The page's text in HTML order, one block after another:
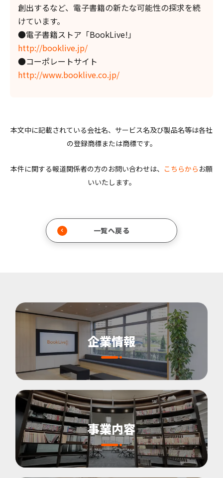
創出するなど、電子書籍の新たな可能性の探求を続
けています。
●電子書籍ストア「BookLive!」
http://booklive.jp/
●コーポレートサイト
http://www.booklive.co.jp/
本文中に記載されている会社名、サービス名及び製品名等は各社
の登録商標または商標です。
本件に関する報道関係者の方のお問い合わせは、 こちらから お願
いいたします。
一覧へ戻る
企業情報
事業内容